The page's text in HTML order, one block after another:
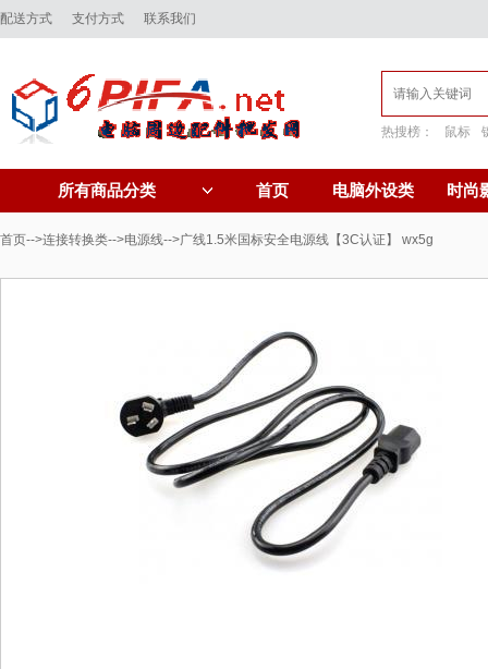
配送方式 支付方式 联系我们
热搜榜： 鼠标
所有商品分类 首页 电脑外设类 时尚
首页-->连接转换类-->电源线-->广线1.5米国标安全电源线【3C认证】 wx5g